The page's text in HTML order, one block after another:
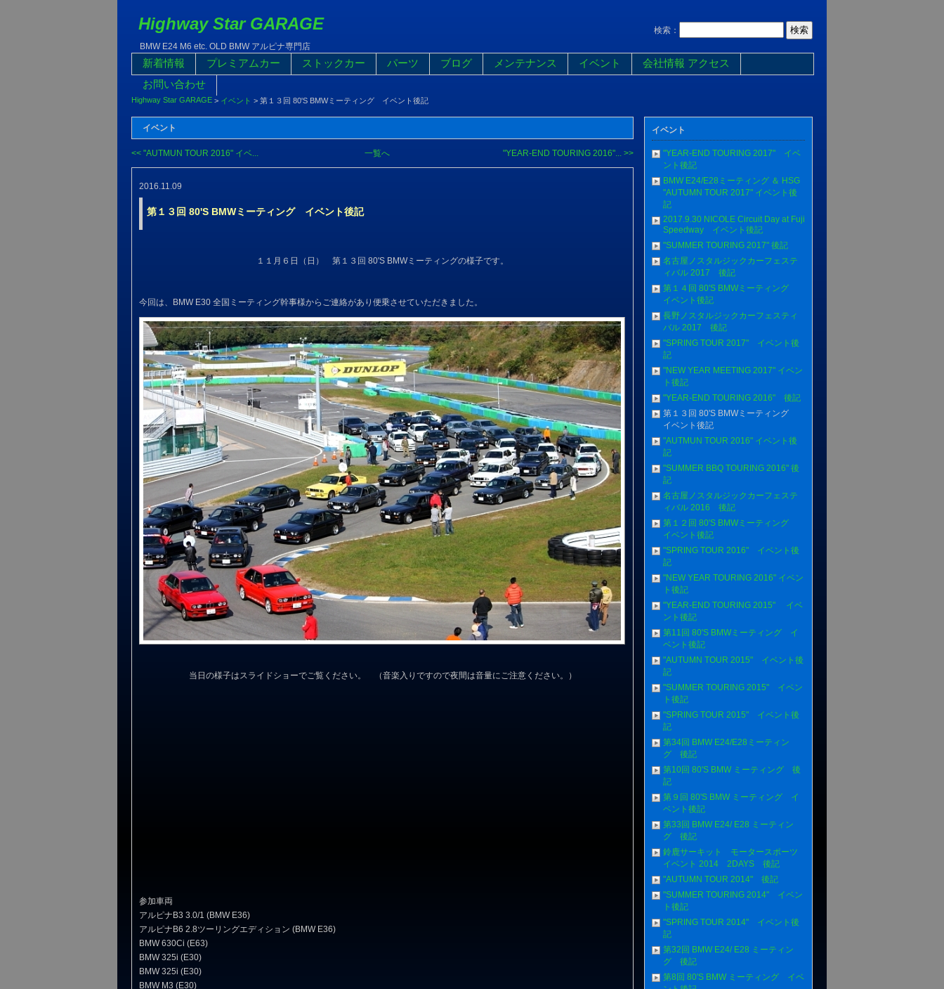
Highway Star GARAGE
BMW E24 M6 etc. OLD BMW アルピナ専門店
検索：
新着情報 プレミアムカー ストックカー パーツ ブログ メンテナンス イベント
会社情報 アクセス
お問い合わせ
Highway Star GARAGE > イベント > 第１３回 80'S BMWミーティング イベント後記
イベント
<< "AUTMUN TOUR 2016" イベ... 一覧へ "YEAR-END TOURING 2016"... >>
2016.11.09
第１３回 80'S BMWミーティング イベント後記
１１月６日（日） 第１３回 80'S BMWミーティングの様子です。
今回は、BMW E30 全国ミーティング幹事様からご連絡があり便乗させていただきました。
当日の様子はスライドショーでご覧ください。 （音楽入りですので夜間は音量にご注意ください。）
参加車両
アルピナB3 3.0/1 (BMW E36)
アルピナB6 2.8ツーリングエディション (BMW E36)
BMW 630Ci (E63)
BMW 325i (E30)
BMW 325i (E30)
BMW M3 (E30)
イベント
"YEAR-END TOURING 2017" イベ
ント後記
BMW E24/E28ミーティング ＆ HSG
"AUTUMN TOUR 2017" イベント後
記
2017.9.30 NICOLE Circuit Day at Fuji
Speedway イベント後記
"SUMMER TOURING 2017" 後記
名古屋ノスタルジックカーフェステ
ィバル 2017 後記
第１４回 80'S BMWミーティング
イベント後記
長野ノスタルジックカーフェスティ
バル 2017 後記
"SPRING TOUR 2017" イベント後
記
"NEW YEAR MEETING 2017" イベン
ト後記
"YEAR-END TOURING 2016" 後記
第１３回 80'S BMWミーティング
イベント後記
"AUTMUN TOUR 2016" イベント後
記
"SUMMER BBQ TOURING 2016" 後
記
名古屋ノスタルジックカーフェステ
ィバル 2016 後記
第１２回 80'S BMWミーティング
イベント後記
"SPRING TOUR 2016" イベント後
記
"NEW YEAR TOURING 2016" イベン
ト後記
"YEAR-END TOURING 2015" イベ
ント後記
第11回 80'S BMWミーティング イ
ベント後記
"AUTUMN TOUR 2015" イベント後
記
"SUMMER TOURING 2015" イベン
ト後記
"SPRING TOUR 2015" イベント後
記
第34回 BMW E24/E28ミーティン
グ 後記
第10回 80'S BMW ミーティング 後
記
第９回 80'S BMW ミーティング イ
ベント後記
第33回 BMW E24/ E28 ミーティン
グ 後記
鈴鹿サーキット モータースポーツ
イベント 2014 2DAYS 後記
"AUTUMN TOUR 2014" 後記
"SUMMER TOURING 2014" イベン
ト後記
"SPRING TOUR 2014" イベント後
記
第32回 BMW E24/ E28 ミーティン
グ 後記
第8回 80'S BMW ミーティング イベ